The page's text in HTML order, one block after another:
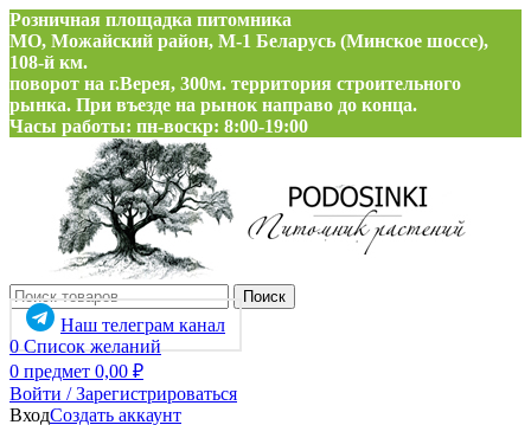
Розничная площадка питомника
МО, Можайский район, М-1 Беларусь (Минское шоссе),
108-й км.
поворот на г.Верея, 300м. территория строительного
рынка. При въезде на рынок направо до конца.
Часы работы: пн-воскр: 8:00-19:00
Поиск
Наш телеграм канал
0 Список желаний
0 предмет 0,00 ₽
Войти / Зарегистрироваться
ВходСоздать аккаунт